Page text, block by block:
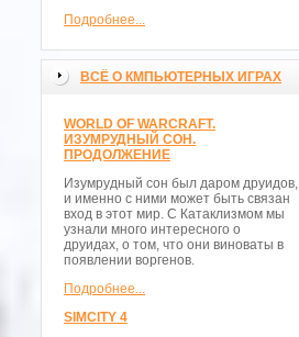
Подробнее...
ВСЁ О КМПЬЮТЕРНЫХ ИГРАХ
WORLD OF WARCRAFT.
ИЗУМРУДНЫЙ СОН.
ПРОДОЛЖЕНИЕ
Изумрудный сон был даром друидов,
и именно с ними может быть связан
вход в этот мир. С Катаклизмом мы
узнали много интересного о
друидах, о том, что они виноваты в
появлении воргенов.
Подробнее...
SIMCITY 4